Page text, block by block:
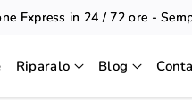
Express in 24 / 72 ore - Sempre
Riparalo Blog